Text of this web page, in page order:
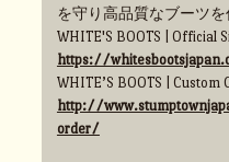
を守り高品質なブーツを
WHITE'S BOOTS | Official
https://
WHITE’S BOOTS | Custom
http://
order/